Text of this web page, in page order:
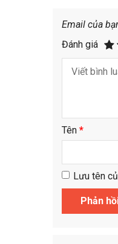
Email của
Đánh giá
Tên *
Lưu tên